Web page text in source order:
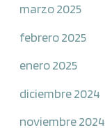
marzo 2025
febrero 2025
enero 2025
diciembre 2024
noviembre 2024